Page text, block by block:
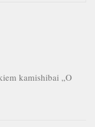
kamishibai „O